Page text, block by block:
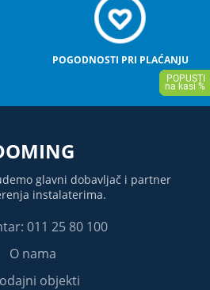
POGODNOSTI PRI PLAĆANJU
glavni dobavljač i partner
instalaterima.
011 25 80 100
O nama
objekti